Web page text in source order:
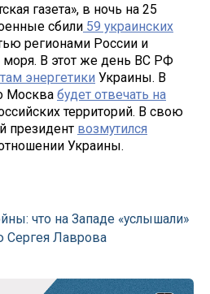
газета», в ночь на 25
сбили 59 украинских
регионами России и
моря. В этот же день ВС РФ
энергетики Украины. В
Москва будет отвечать на
территорий. В свою
президент возмутился
Украины.
что на Западе «услышали»
Сергея Лаврова